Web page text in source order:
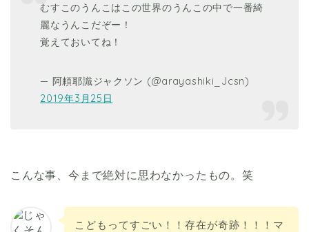
むすこのうんこはこの世界のうんこの中で一番綺
麗なうんこだぞー！
覚えておいてね！
— 阿頼耶識ジャクソン (@arayashiki_Jcsn)
2019年3月25日
こんな事、今まで絶対に思わなかったもの。笑
こどもってすごい！！存在が奇跡！！！マ